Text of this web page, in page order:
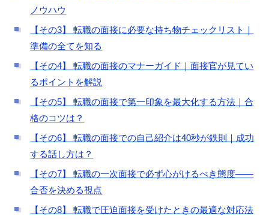
ノウハウ
【その3】 転職の面接に必要な持ち物チェックリスト｜
準備の全てを知る
【その4】 転職の面接のマナーガイド｜面接官が見てい
るポイントを解説
【その5】 転職の面接で第一印象を最大化する方法｜合
格のコツは？
【その6】 転職の面接での自己紹介は40秒が鉄則｜成功
する話し方は？
【その7】 転職の一次面接で必ず心がけるべき態度——
合否を決める視点
【その8】 転職で圧迫面接を受けたときの最適な対応法